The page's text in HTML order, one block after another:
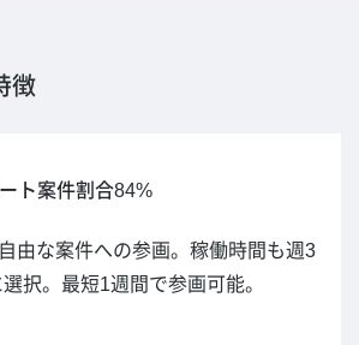
徴
ト案件割合84%
由な案件への参画。稼働時間も週3
択。最短1週間で参画可能。